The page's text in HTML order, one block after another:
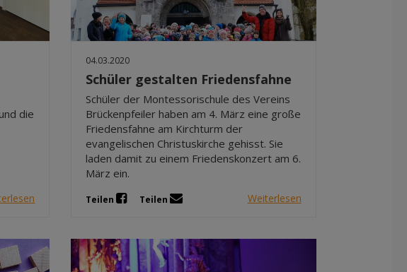
Dez 2025
Nov 2025
die
04.03.2020
Schüler gestalten Friedensfahne
Schüler der Montessorischule des Vereins
Brückenpfeiler haben am 4. März eine große
Friedensfahne am Kirchturm der
evangelischen Christuskirche gehisst. Sie
laden damit zu einem Friedenskonzert am 6.
März ein.
Teilen Teilen Weiterlesen